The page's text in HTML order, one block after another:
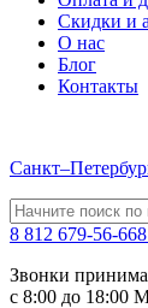
Скидки и
О нас
Блог
Контакты
8 812 679-56-66
Звонки
с 8:00 до 18:00